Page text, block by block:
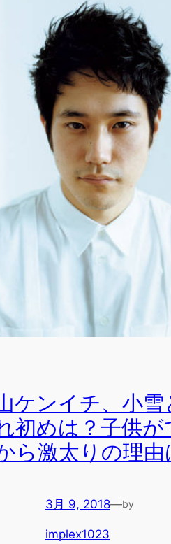
ケンイチ、小雪
初めは？子供が
ら激太りの理由
3月 9, 2018—by
implex1023